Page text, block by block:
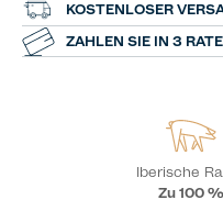
KOSTENLOSER
ZAHLEN SIE IN 3
Iberische
Zu 100 %